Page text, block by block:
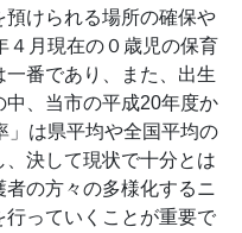
預けられる場所の確保や
４月現在の０歳児の保育
番であり、また、出生
、当市の平成20年度か
」は県平均や全国平均の
決して現状で十分とは
の方々の多様化するニ
っていくことが重要で